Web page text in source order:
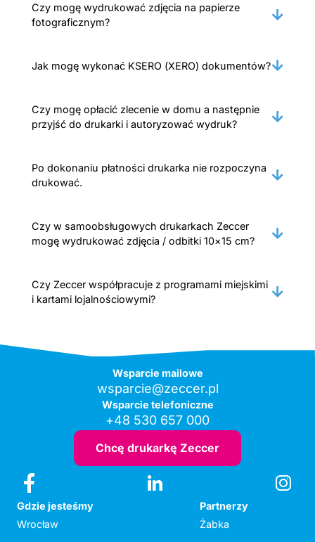
Czy mogę wydrukować zdjęcia na papierze
fotograficznym?
Jak mogę wykonać KSERO (XERO) dokumentów?
Czy mogę opłacić zlecenie w domu a następnie
przyjść do drukarki i autoryzować wydruk?
Po dokonaniu płatności drukarka nie rozpoczyna
drukować.
Czy w samoobsługowych drukarkach Zeccer
mogę wydrukować zdjęcia / odbitki 10×15 cm?
Czy Zeccer współpracuje z programami miejskimi
i kartami lojalnościowymi?
Wsparcie mailowe
wsparcie@zeccer.pl
Wsparcie telefoniczne
+48 530 657 000
Chcę drukarkę Zeccer
Gdzie jesteśmy
Wrocław
Partnerzy
Żabka